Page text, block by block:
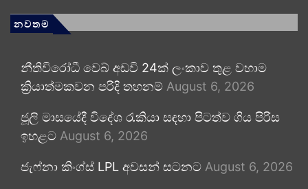
නවතම
නීතිවිරෝධී වෙබ් අඩවි 24ක් ලංකාව තුළ වහාම
ක්‍රියාත්මකවන පරිදි තහනම් August 6, 2026
ජූලි මාසයේදී විදේශ රැකියා සඳහා පිටත්ව ගිය පිරිස
ඉහළට August 6, 2026
ජැෆ්නා කිංග්ස් LPL අවසන් සටනට August 6, 2026